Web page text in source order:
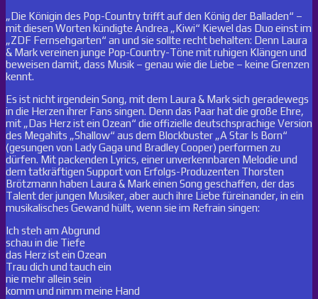
„Die Königin des Pop-Country trifft auf den König der Balladen“ –
mit diesen Worten kündigte Andrea „Kiwi“ Kiewel das Duo einst im
„ZDF Fernsehgarten“ an und sie sollte recht behalten: Denn Laura
& Mark vereinen junge Pop-Country-Töne mit ruhigen Klängen und
beweisen damit, dass Musik – genau wie die Liebe – keine Grenzen
kennt.
Es ist nicht irgendein Song, mit dem Laura & Mark sich geradewegs
in die Herzen ihrer Fans singen. Denn das Paar hat die große Ehre,
mit „Das Herz ist ein Ozean“ die offizielle deutschsprachige Version
des Megahits „Shallow“ aus dem Blockbuster „A Star Is Born“
(gesungen von Lady Gaga und Bradley Cooper) performen zu
dürfen. Mit packenden Lyrics, einer unverkennbaren Melodie und
dem tatkräftigen Support von Erfolgs-Produzenten Thorsten
Brötzmann haben Laura & Mark einen Song geschaffen, der das
Talent der jungen Musiker, aber auch ihre Liebe füreinander, in ein
musikalisches Gewand hüllt, wenn sie im Refrain singen:
Ich steh am Abgrund
schau in die Tiefe
das Herz ist ein Ozean
Trau dich und tauch ein
nie mehr allein sein
komm und nimm meine Hand